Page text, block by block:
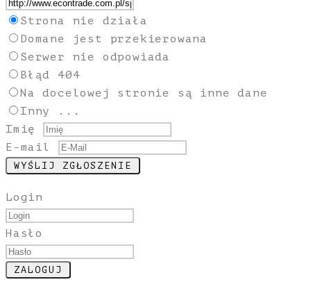
Strona nie działa
Domane jest przekierowana
Serwer nie odpowiada
Błąd 404
Na docelowej stronie są inne dane
Inny ...
Imię
E-mail
Login
Hasło